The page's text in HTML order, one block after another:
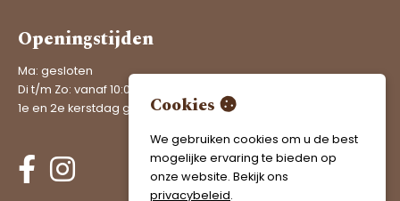
Openingstijden
Ma: gesloten
Di t/m Zo: vanaf 10:00 uur geopend
1e en 2e kerstdag geslotenCookies
We gebruiken cookies om u de best
mogelijke ervaring te bieden op
onze website. Bekijk ons
privacybeleid.